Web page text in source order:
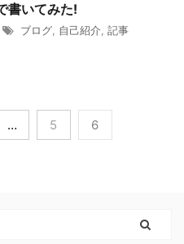
書いてみた!
ブログ 自己紹介 記事
… 5 6